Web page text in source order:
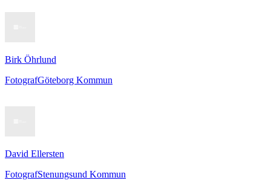
Birk Öhrlund
FotografGöteborg Kommun
David Ellersten
FotografStenungsund Kommun